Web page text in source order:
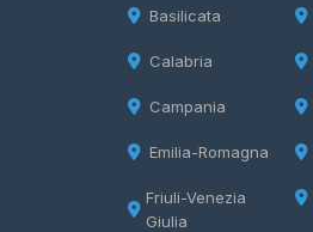
Basilicata
Calabria
Campania
Emilia-Romagna
Friuli-Venezia
Giulia